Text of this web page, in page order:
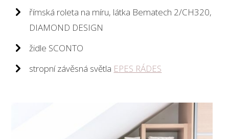
římská roleta na míru, látka Bematech 2/CH320,
DIAMOND DESIGN
židle SCONTO
stropní závěsná světla EPES RÁDES